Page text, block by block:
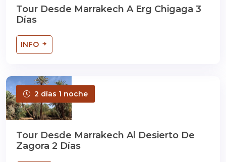
Tour Desde Marrakech A Erg Chigaga 3
Días
INFO
2 días 1 noche
Tour Desde Marrakech Al Desierto De
Zagora 2 Días